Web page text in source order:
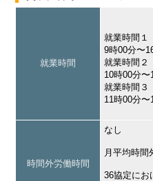
就業時間
就業時間１
9時00分〜
就業時間２
10時00分〜
就業時間３
11時00分〜
時間外労働時間
なし
月平均時間
36協定にお